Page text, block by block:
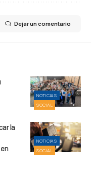
Dejar un comentario
NOTICIAS
SOCIAL
NOTICIAS
SOCIAL
la